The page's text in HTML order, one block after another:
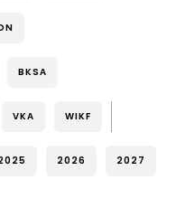
BKSA
VKA WIKF
2026 2027